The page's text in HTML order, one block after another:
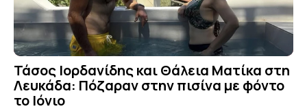
Τάσος Ιορδανίδης και Θάλεια Ματίκα στη
Λευκάδα: Πόζαραν στην πισίνα με φόντο
το Ιόνιο